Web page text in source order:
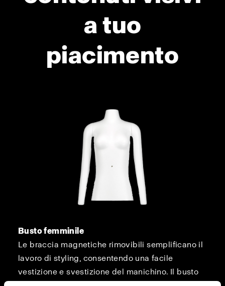
a tuo
piacimento
Busto femminile
Le braccia magnetiche rimovibili semplificano il
lavoro di styling, consentendo una facile
vestizione e svestizione del manichino. Il busto